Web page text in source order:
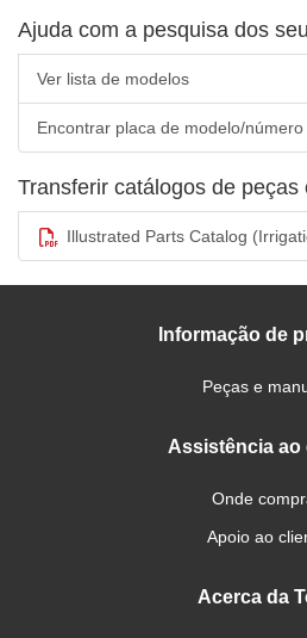
Ajuda com a pesquisa dos
Ver lista de modelos
Encontrar placa de modelo/número
Transferir catálogos de peças
Illustrated Parts Catalog
Informação de
Peças e
Assistência ao
Onde
Apoio ao
Acerca da